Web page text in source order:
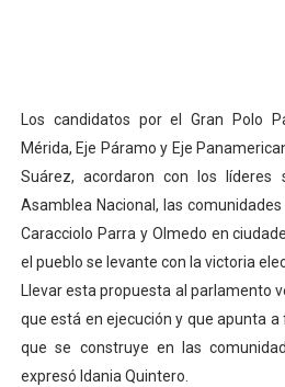
El Lactario del Iahula celebra
Plan Vacacional "Venezuela
Iniciación al yoga reúne a
Mincomunas impulsa el
Expertos inspeccionan
Los candidatos por el Gran Polo
Mérida, Eje Páramo y Eje
Suárez, acordaron con los líderes
Asamblea Nacional, las
Caracciolo Parra y Olmedo en
el pueblo se levante con la victoria
Llevar esta propuesta al parlamento
que está en ejecución y que apunta
que se construye en las
expresó Idania Quintero.